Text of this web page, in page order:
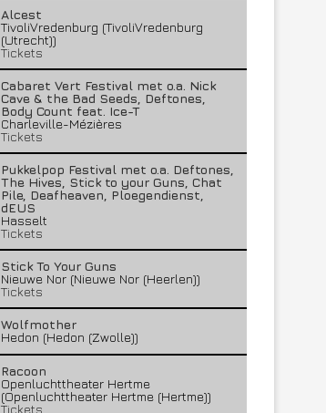
Alcest
TivoliVredenburg (TivoliVredenburg
(Utrecht))
Tickets
Cabaret Vert Festival met o.a. Nick
Cave & the Bad Seeds, Deftones,
Body Count feat. Ice-T
Charleville-Mézières
Tickets
Pukkelpop Festival met o.a. Deftones,
The Hives, Stick to your Guns, Chat
Pile, Deafheaven, Ploegendienst,
dEUS
Hasselt
Tickets
Stick To Your Guns
Nieuwe Nor (Nieuwe Nor (Heerlen))
Tickets
Wolfmother
Hedon (Hedon (Zwolle))
Racoon
Openluchttheater Hertme
(Openluchttheater Hertme (Hertme))
Tickets